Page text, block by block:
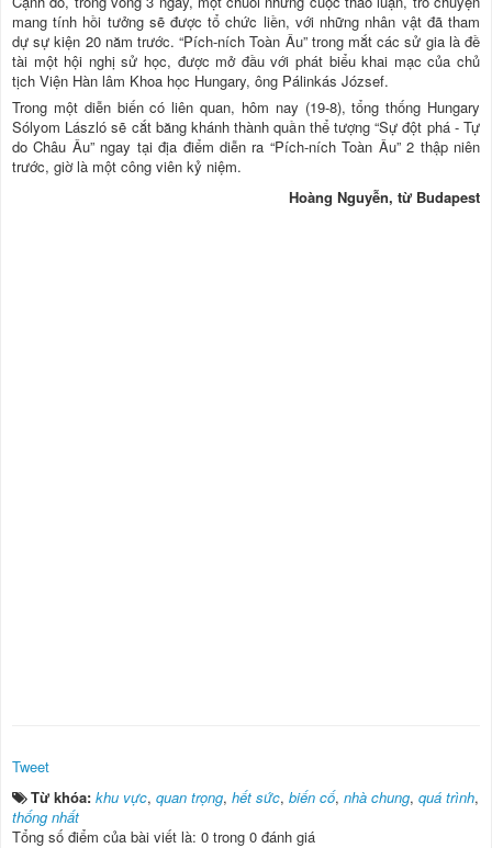
mang tính hồi tưởng sẽ được tổ chức liền, với những nhân vật đã tham
dự sự kiện 20 năm trước. “Pích-ních Toàn Âu” trong mắt các sử gia là đề
tài một hội nghị sử học, được mở đầu với phát biểu khai mạc của chủ
tịch Viện Hàn lâm Khoa học Hungary, ông Pálinkás József.
Trong một diễn biến có liên quan, hôm nay (19-8), tổng thống Hungary
Sólyom László sẽ cắt băng khánh thành quần thể tượng “Sự đột phá - Tự
do Châu Âu” ngay tại địa điểm diễn ra “Pích-ních Toàn Âu” 2 thập niên
trước, giờ là một công viên kỷ niệm.
Hoàng Nguyễn, từ Budapest
Tweet
Từ khóa: khu vực, quan trọng, hết sức, biến cố, nhà chung, quá trình,
thống nhất
Tổng số điểm của bài viết là: 0 trong 0 đánh giá